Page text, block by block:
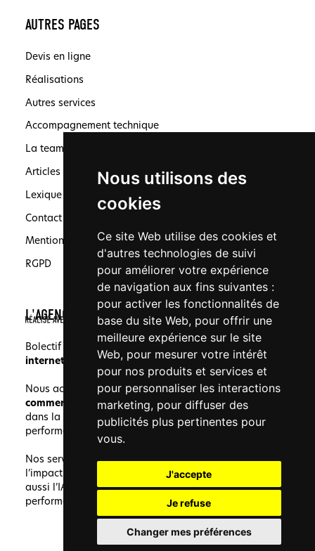
Nous utilisons des
cookies
Ce site Web utilise des cookies et
d'autres technologies de suivi
pour améliorer votre expérience
de navigation aux fins suivantes :
pour activer les fonctionnalités de
base du site Web, pour offrir une
meilleure expérience sur le site
Web, pour mesurer votre intérêt
pour nos produits et services et
pour personnaliser les interactions
marketing, pour diffuser des
publicités plus pertinentes pour
vous.
J'accepte
Je refuse
Changer mes préférences
AUTRES PAGES
Devis en ligne
Réalisations
Autres services
Accompagnement technique
La team
Articles
Lexique
Contact
Mentions légales
RGPD
L'AGENCE
Bolectif est une agence spécialisée en
création de site
internet
SEOet encréation de logoà Marseille.
Nous accompagnons lesPME,professions libérales,
commerçants
grands groupesetporteurs de projet
dans la création de marques cohérentes, visibles et
performantes.
Nos services complémentaires renforcent la lisibilité,
l’impact et l’efficacité de chaque projet. Nous intégrons
aussi l’IA avec exigence, au service de la qualité et de la
performance.